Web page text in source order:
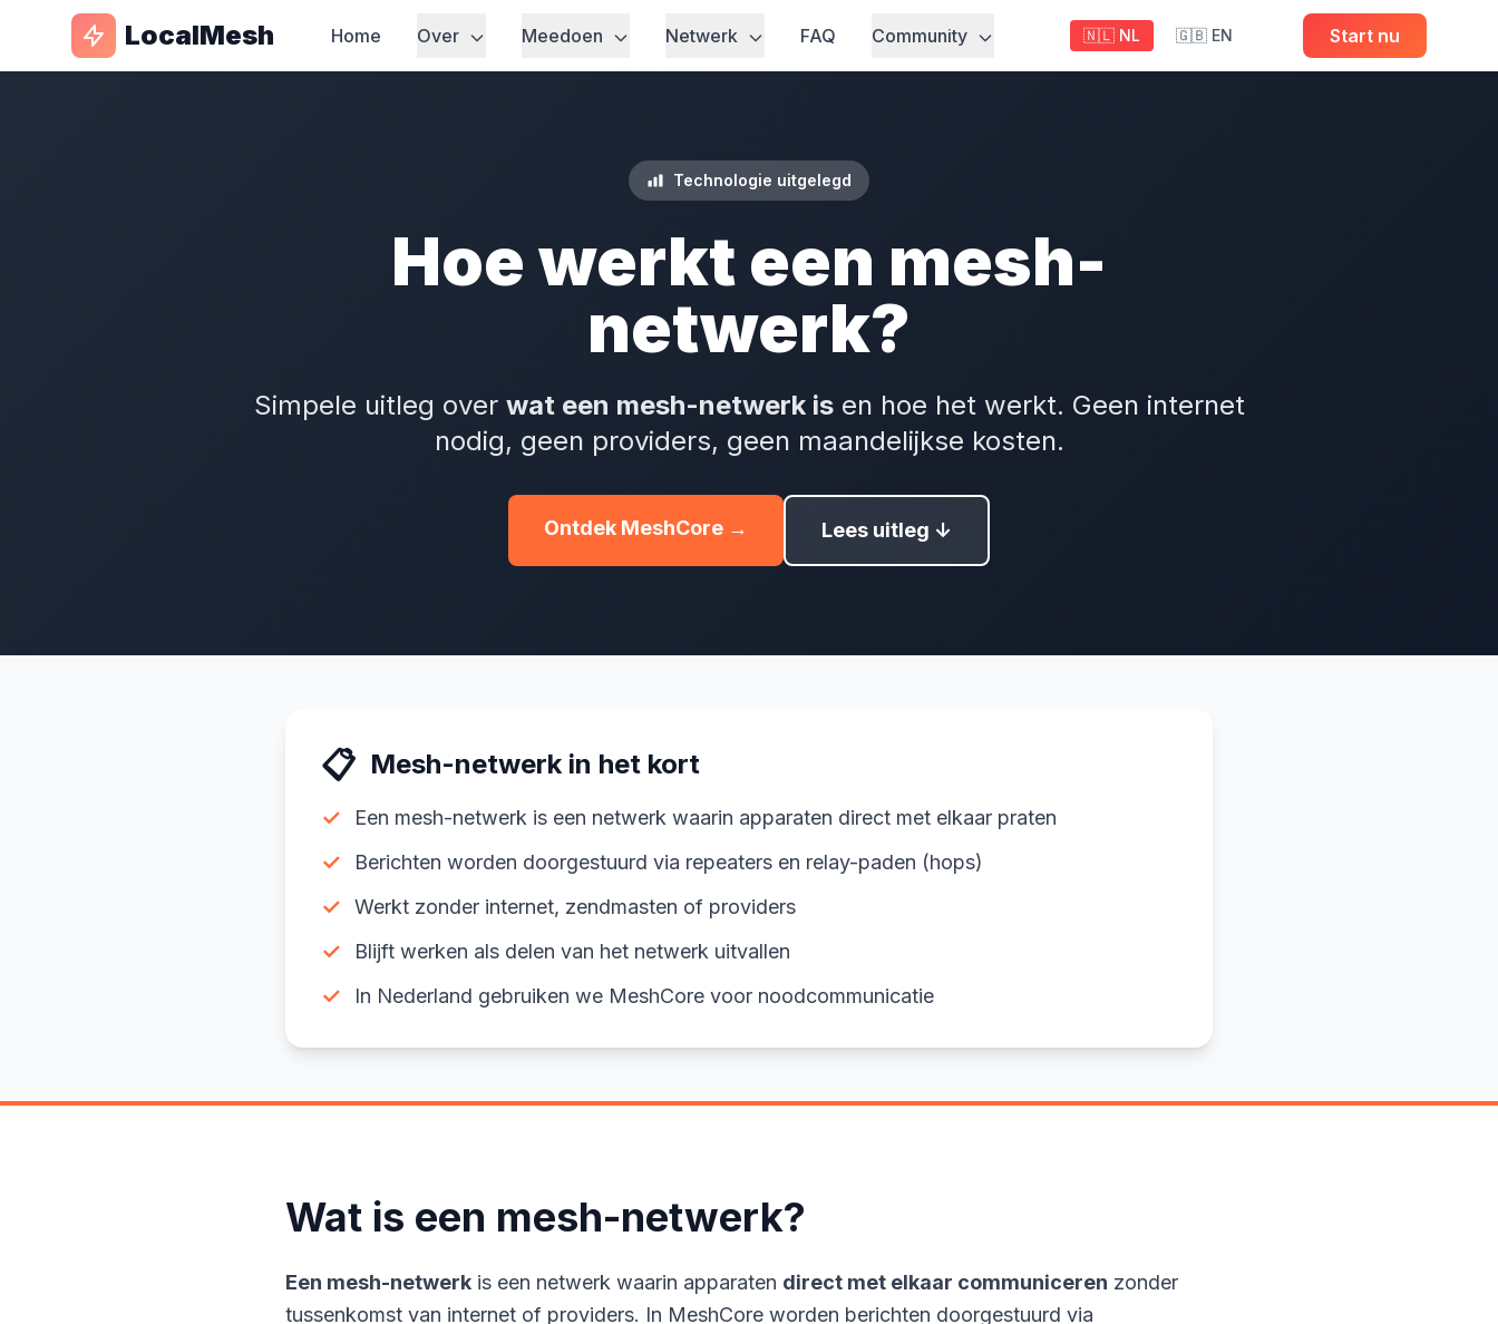
LocalMesh Home Over Meedoen Netwerk FAQ Community 🇳🇱 NL 🇬🇧 EN Start nu
Technologie uitgelegd
Hoe werkt een mesh-
netwerk?
Simpele uitleg over wat een mesh-netwerk isen hoe het werkt. Geen internet
nodig, geen providers, geen maandelijkse kosten.
Ontdek MeshCore → Lees uitleg ↓
📋 Mesh-netwerk in het kort
✓ Een mesh-netwerk is een netwerk waarin apparaten direct met elkaar praten
✓ Berichten worden doorgestuurd via repeaters en relay-paden (hops)
✓ Werkt zonder internet, zendmasten of providers
✓ Blijft werken als delen van het netwerk uitvallen
✓ In Nederland gebruiken we MeshCore voor noodcommunicatie
Wat is een mesh-netwerk?
Een mesh-netwerk is een netwerk waarin apparaten direct met elkaar communiceren zonder
tussenkomst van internet of providers. In MeshCore worden berichten doorgestuurd via